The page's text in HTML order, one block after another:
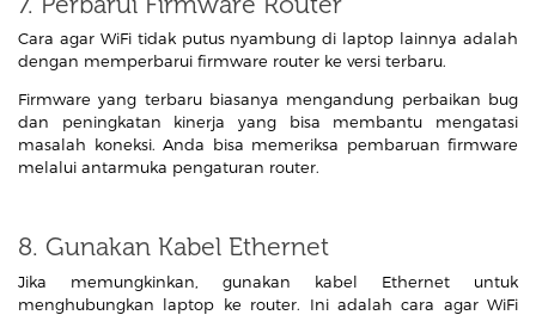
Cara agar WiFi tidak putus nyambung di laptop lainnya adalah
dengan memperbarui firmware router ke versi terbaru.
Firmware yang terbaru biasanya mengandung perbaikan bug
dan peningkatan kinerja yang bisa membantu mengatasi
masalah koneksi. Anda bisa memeriksa pembaruan firmware
melalui antarmuka pengaturan router.
8. Gunakan Kabel Ethernet
Jika memungkinkan, gunakan kabel Ethernet untuk
menghubungkan laptop ke router. Ini adalah cara agar WiFi